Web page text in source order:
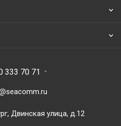
333 70 71
Двинская улица, д.12